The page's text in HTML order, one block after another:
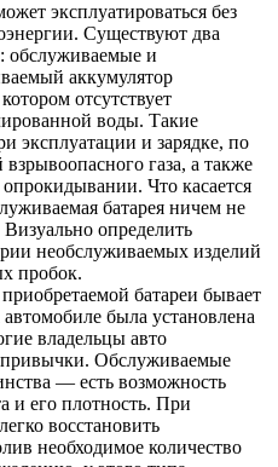
эксплуатироваться без
Существуют два
обслуживаемые и
аккумулятор
отсутствует
воды. Такие
эксплуатации и зарядке, по
газа, а также
Что касается
батарея ничем не
определить
необслуживаемых изделий
пробок.
батареи бывает
была установлена
владельцы авто
привычки. Обслуживаемые
— есть возможность
и его плотность. При
восстановить
необходимое количество